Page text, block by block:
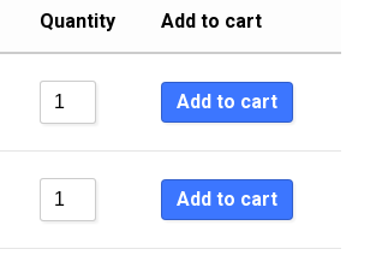
Sort by Rating
Sort by Price low to high
Sort by Newness
Quantity Add to cart
Add to cart
Add to cart